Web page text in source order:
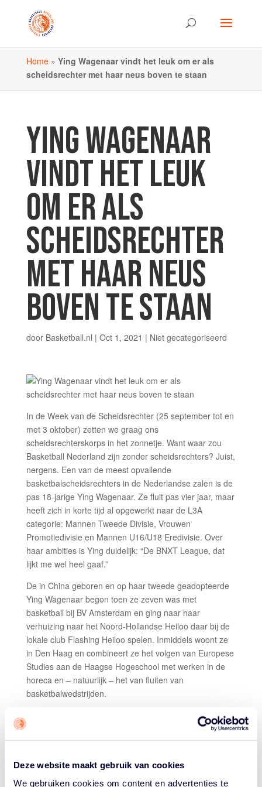
Deze website maakt gebruik van cookies
We gebruiken cookies om content en advertenties te
Home» Ying Wagenaar vindt het leuk om er als
scheidsrechter met haar neus boven te staan
YING WAGENAAR
VINDT HET LEUK
OM ER ALS
SCHEIDSRECHTER
MET HAAR NEUS
BOVEN TE STAAN
door Basketball.nl | Oct 1, 2021 | Niet gecategoriseerd
In de Week van de Scheidsrechter (25 september tot en
met 3 oktober) zetten we graag ons
scheidsrechterskorps in het zonnetje. Want waar zou
Basketball Nederland zijn zonder scheidsrechters? Juist,
nergens. Een van de meest opvallende
basketbalscheidsrechters in de Nederlandse zalen is de
pas 18-jarige Ying Wagenaar. Ze fluit pas vier jaar, maar
heeft zich in korte tijd al opgewerkt naar de L3A
categorie: Mannen Tweede Divisie, Vrouwen
Promotiedivisie en Mannen U16/U18 Eredivisie. Over
haar ambities is Ying duidelijk: “De BNXT League, dat
lijkt me wel heel gaaf.”
De in China geboren en op haar tweede geadopteerde
Ying Wagenaar begon toen ze zeven was met
basketball bij BV Amsterdam en ging naar haar
verhuizing naar het Noord-Hollandse Heiloo daar bij de
lokale club Flashing Heiloo spelen. Inmiddels woont ze
in Den Haag en combineert ze het volgen van Europese
Studies aan de Haagse Hogeschool met werken in de
horeca en – natuurlijk – het van fluiten van
basketbalwedstrijden.
clubscheidsrechter in de afdeling Nood-Holland”, vertelt
de zeer gemotiveerde en immer enthousiaste Ying, die
die periode speelde ik zelf ook nog en omdat ik het
fluiten meteen al zo leuk vond, stond ik vaak vier